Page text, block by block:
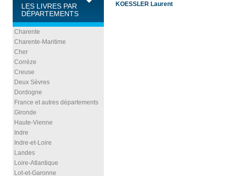
LES LIVRES PAR
DÉPARTEMENTS
Charente
Charente-Maritime
Cher
Corrèze
Creuse
Deux Sèvres
Dordogne
France et autres départements
Gironde
Haute-Vienne
Indre
Indre-et-Loire
Landes
Loire-Atlantique
Lot-et-Garonne
KOESSLER Laurent